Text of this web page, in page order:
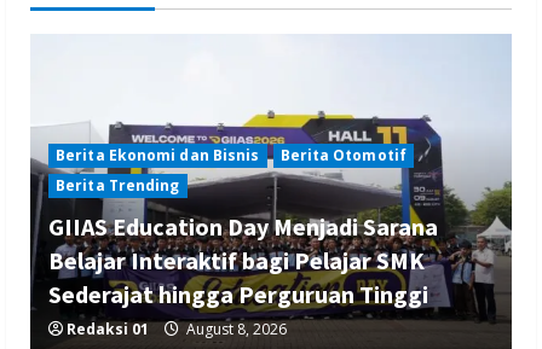
Berita Ekonomi dan Bisnis
Berita Otomotif
Berita Trending
GIIAS Education Day Menjadi Sarana
Belajar Interaktif bagi Pelajar SMK
Sederajat hingga Perguruan Tinggi
Redaksi 01 August 8, 2026